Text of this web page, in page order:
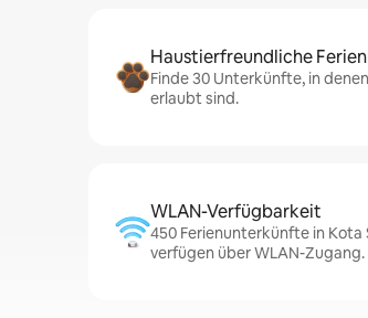
Haustierfreundliche
Finde 30 Unterkünfte, in
erlaubt sind.
WLAN-Verfügbarkeit
450 Ferienunterkünfte in Kota
verfügen über WLAN-Zugang.